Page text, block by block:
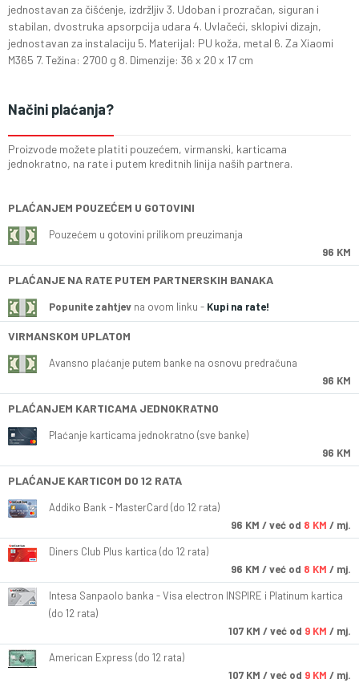
jednostavan za čišćenje, izdržljiv 3. Udoban i prozračan, siguran i
stabilan, dvostruka apsorpcija udara 4. Uvlačeći, sklopivi dizajn,
jednostavan za instalaciju 5. Materijal: PU koža, metal 6. Za Xiaomi
M365 7. Težina: 2700 g 8. Dimenzije: 36 x 20 x 17 cm
Načini plaćanja?
Proizvode možete platiti pouzećem, virmanski, karticama
jednokratno, na rate i putem kreditnih linija naših partnera.
PLAĆANJEM POUZEĆEM U GOTOVINI
Pouzećem u gotovini prilikom preuzimanja
96 KM
PLAĆANJE NA RATE PUTEM PARTNERSKIH BANAKA
Popunite zahtjev na ovom linku - Kupi na rate!
VIRMANSKOM UPLATOM
Avansno plaćanje putem banke na osnovu predračuna
96 KM
PLAĆANJEM KARTICAMA JEDNOKRATNO
Plaćanje karticama jednokratno (sve banke)
96 KM
PLAĆANJE KARTICOM DO 12 RATA
Addiko Bank - MasterCard (do 12 rata)
96 KM / već od 8 KM / mj.
Diners Club Plus kartica (do 12 rata)
96 KM / već od 8 KM / mj.
Intesa Sanpaolo banka - Visa electron INSPIRE i Platinum kartica
(do 12 rata)
107 KM / već od 9 KM / mj.
American Express (do 12 rata)
107 KM / već od 9 KM / mj.